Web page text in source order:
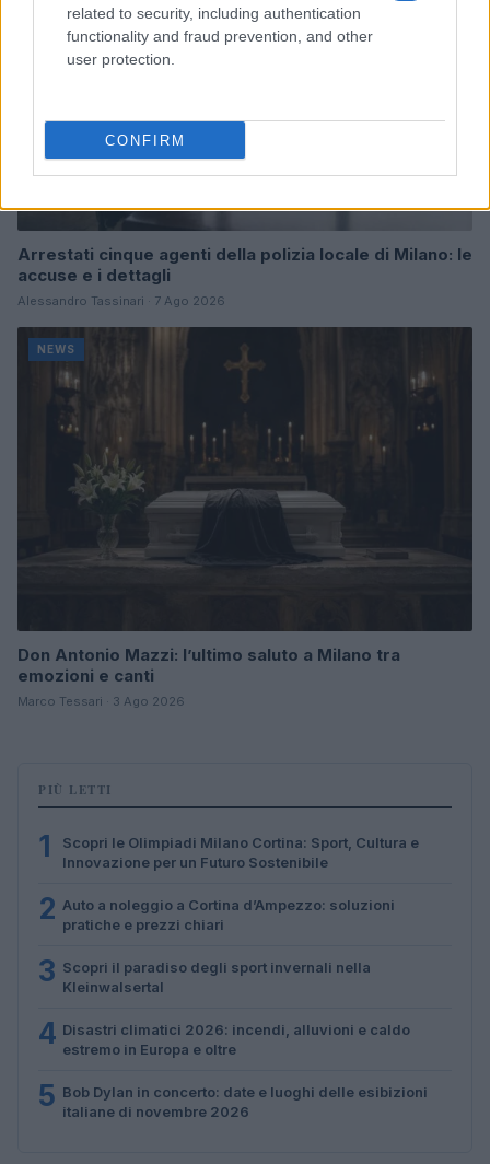
related to security, including authentication
functionality and fraud prevention, and other
user protection.
CONFIRM
Arrestati cinque agenti della polizia locale di Milano: le
accuse e i dettagli
Alessandro Tassinari · 7 Ago 2026
NEWS
Don Antonio Mazzi: l’ultimo saluto a Milano tra
emozioni e canti
Marco Tessari · 3 Ago 2026
PIÙ LETTI
1
Scopri le Olimpiadi Milano Cortina: Sport, Cultura e
Innovazione per un Futuro Sostenibile
2 Auto a noleggio a Cortina d’Ampezzo: soluzioni
pratiche e prezzi chiari
3 Scopri il paradiso degli sport invernali nella
Kleinwalsertal
4 Disastri climatici 2026: incendi, alluvioni e caldo
estremo in Europa e oltre
5 Bob Dylan in concerto: date e luoghi delle esibizioni
italiane di novembre 2026